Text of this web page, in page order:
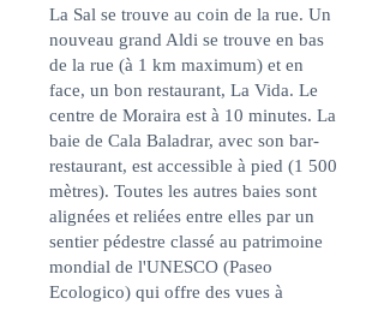
La Sal se trouve au coin de la rue. Un
nouveau grand Aldi se trouve en bas
de la rue (à 1 km maximum) et en
face, un bon restaurant, La Vida. Le
centre de Moraira est à 10 minutes. La
baie de Cala Baladrar, avec son bar-
restaurant, est accessible à pied (1 500
mètres). Toutes les autres baies sont
alignées et reliées entre elles par un
sentier pédestre classé au patrimoine
mondial de l'UNESCO (Paseo
Ecologico) qui offre des vues à